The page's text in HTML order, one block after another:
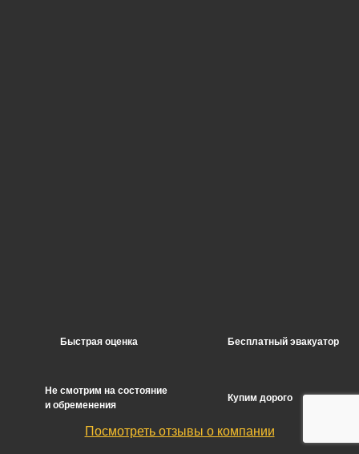
Быстрая оценка Бесплатный эвакуатор
Не смотрим на состояние
и обременения
Купим дорого
Посмотреть отзывы о компании